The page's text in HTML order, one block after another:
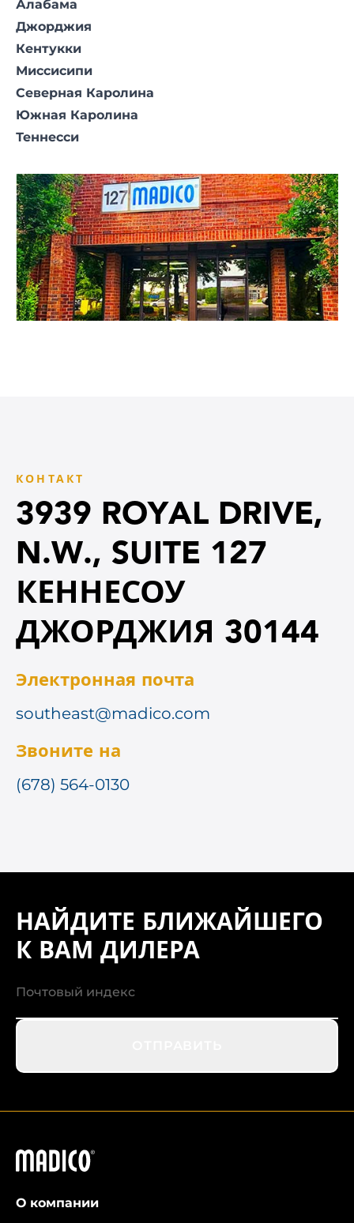
Алабама
Джорджия
Кентукки
Миссисипи
Северная Каролина
Южная Каролина
Теннесси
КОНТАКТ
3939 ROYAL DRIVE,
N.W., SUITE 127
КЕННЕСОУ
ДЖОРДЖИЯ 30144
Электронная почта
southeast@madico.com
Звоните на
(678) 564-0130
НАЙДИТЕ БЛИЖАЙШЕГО
К ВАМ ДИЛЕРА
Мадико
О компании